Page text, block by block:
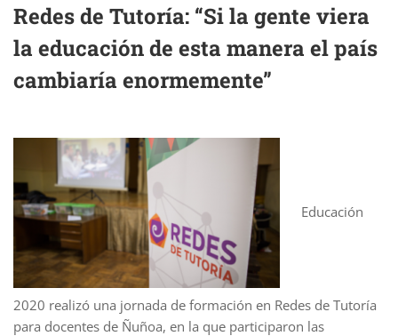
Redes de Tutoría: “Si la gente viera
la educación de esta manera el país
cambiaría enormemente”
Educación
2020 realizó una jornada de formación en Redes de Tutoría
para docentes de Ñuñoa, en la que participaron las